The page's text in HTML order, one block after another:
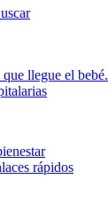
que llegue el bebé.
rápidos